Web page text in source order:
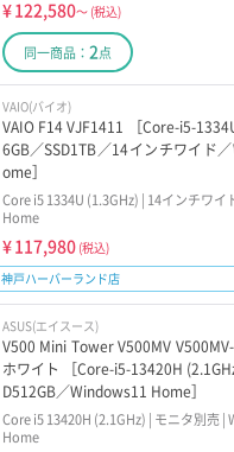
¥122,580～ (税込)
同一商品： 2点
VAIO(バイオ)
VAIO F14 VJF1411 ［Core-i5-
6GB／SSD1TB／14インチワイド
ome］
Core i5 1334U (1.3GHz) | 14インチワイ
Home
¥117,980 (税込)
神戸ハーバーランド店
ASUS(エイスース)
V500 Mini Tower V500MV
ホワイト ［Core-i5-13420H
D512GB／Windows11 Home］
Core i5 13420H (2.1GHz) | モニタ別売 |
Home